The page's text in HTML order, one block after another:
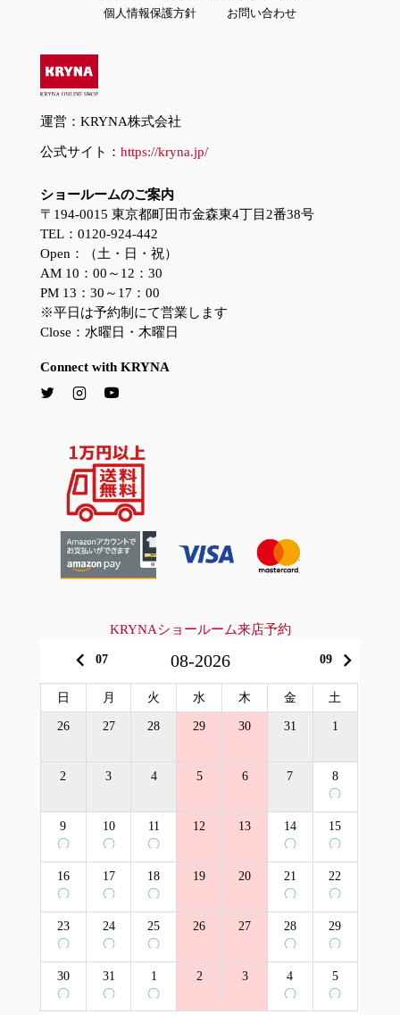
個人情報保護方針
お問い合わせ
運営：KRYNA株式会社
公式サイト： https://kryna.jp/
ショールームのご案内
〒194-0015 東京都町田市金森東4丁目2番38号
TEL：0120-924-442
Open：（土・日・祝）
AM 10：00～12：30
PM 13：30～17：00
※平日は予約制にて営業します
Close：水曜日・木曜日
Connect with KRYNA
KRYNAショールーム来店予約
keyboard_arrow_left 07 08-2026 09 keyboard_arrow_right
日 月 火 水 木 金 土
26 27 28 29 30 31 1
2 3 4 5 6 7 8
〇
9
〇
10
〇
11
〇
12 13 14
〇
15
〇
16
〇
17
〇
18
〇
19 20 21
〇
22
〇
23
〇
24
〇
25
〇
26 27 28
〇
29
〇
30
〇
31
〇
1
〇
2 3 4
〇
5
〇